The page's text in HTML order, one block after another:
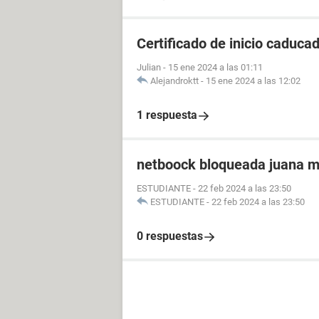
Certificado de inicio
Julian - 15 ene 2024 a las 01:11
Alejandroktt - 15 ene 2024 a las 12:02
1 respuesta
netboock bloqueada juana
ESTUDIANTE - 22 feb 2024 a las 23:50
ESTUDIANTE - 22 feb 2024 a las 23:50
0 respuestas